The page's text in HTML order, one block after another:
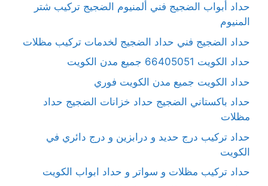
حداد أبواب الضجيج فني ألمنيوم الضجيج تركيب شتر
المنيوم
حداد الضجيج فني حداد الضجيج لخدمات تركيب مظلات
حداد الكويت 66405051 جميع مدن الكويت
حداد الكويت جميع مدن الكويت فوري
حداد باكستاني الضجيج حداد خزانات الضجيج حداد
مظلات
حداد تركيب درج حديد و درابزين و درج دائري في
الكويت
حداد تركيب مظلات و سواتر و حداد ابواب الكويت